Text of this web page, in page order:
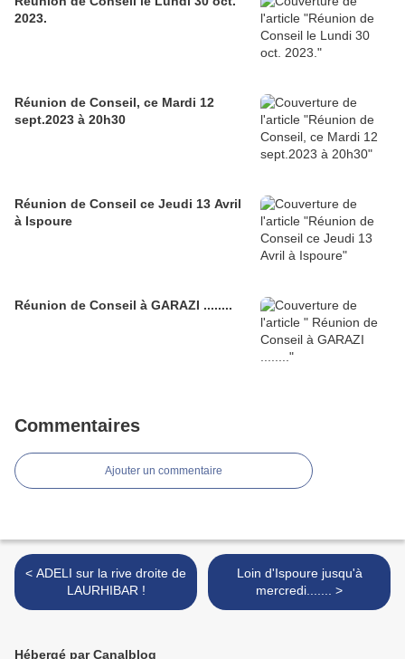
2023.
Réunion de Conseil, ce Mardi 12
sept.2023 à 20h30
Réunion de Conseil ce Jeudi 13 Avril
à Ispoure
Réunion de Conseil à GARAZI ........
Commentaires
Ajouter un commentaire
< ADELI sur la rive droite de
LAURHIBAR !
Loin d'Ispoure jusqu'à
mercredi....... >
Hébergé par Canalblog